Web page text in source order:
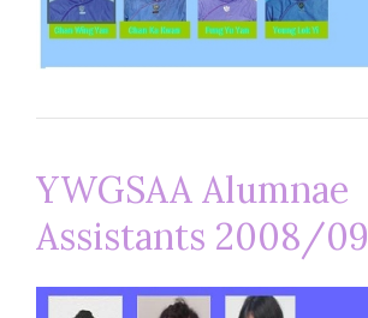
YWGSAA Alumnae
Assistants 2008/09